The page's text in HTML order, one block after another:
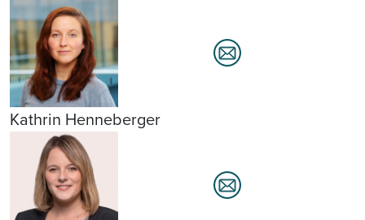
Kathrin Henneberger